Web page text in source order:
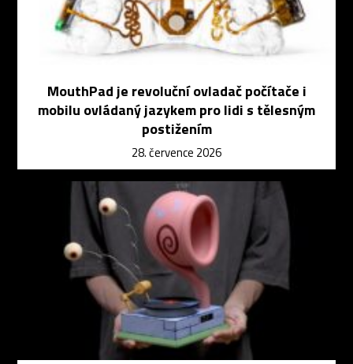
MouthPad je revoluční ovladač počítače i
mobilu ovládaný jazykem pro lidi s tělesným
postižením
28. července 2026